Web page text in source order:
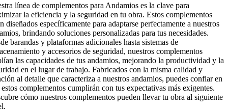
línea de complementos para Andamios es la clave para
la eficiencia y la seguridad en tu obra. Estos complementos
diseñados específicamente para adaptarse perfectamente a nuestros
brindando soluciones personalizadas para tus necesidades.
barandas y plataformas adicionales hasta sistemas de
y accesorios de seguridad, nuestros complementos
las capacidades de tus andamios, mejorando la productividad y la
en el lugar de trabajo. Fabricados con la misma calidad y
al detalle que caracteriza a nuestros andamios, puedes confiar en
complementos cumplirán con tus expectativas más exigentes.
cómo nuestros complementos pueden llevar tu obra al siguiente